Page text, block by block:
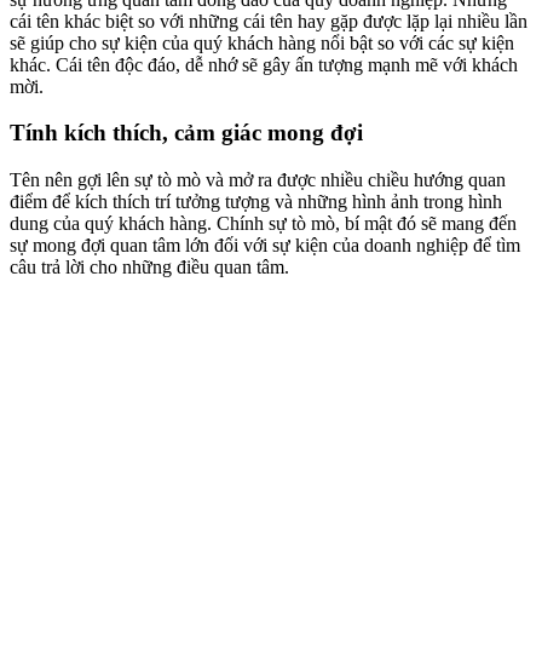
cái tên khác biệt so với những cái tên hay gặp được lặp lại nhiều lần
sẽ giúp cho sự kiện của quý khách hàng nổi bật so với các sự kiện
khác. Cái tên độc đáo, dễ nhớ sẽ gây ấn tượng mạnh mẽ với khách
mời.
Tính kích thích, cảm giác mong đợi
Tên nên gợi lên sự tò mò và mở ra được nhiều chiều hướng quan
điểm để kích thích trí tưởng tượng và những hình ảnh trong hình
dung của quý khách hàng. Chính sự tò mò, bí mật đó sẽ mang đến
sự mong đợi quan tâm lớn đối với sự kiện của doanh nghiệp để tìm
câu trả lời cho những điều quan tâm.